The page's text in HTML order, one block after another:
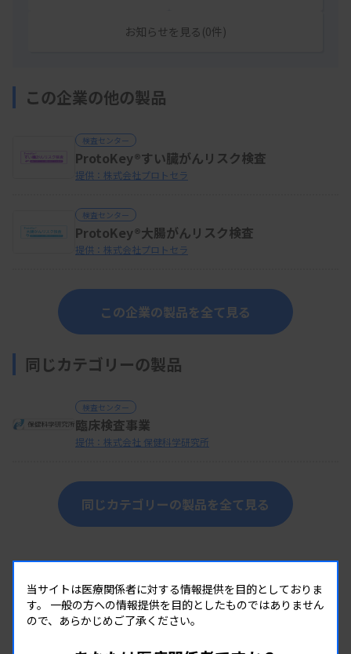
お知らせを見る(0件)
この企業の他の製品
検査センター
ProtoKey®すい臓がんリスク検査
提供：株式会社プロトセラ
検査センター
ProtoKey®大腸がんリスク検査
提供：株式会社プロトセラ
この企業の製品を全て見る
同じカテゴリーの製品
検査センター
臨床検査事業
提供：株式会社 保健科学研究所
同じカテゴリーの製品を全て見る
当サイトは医療関係者に対する情報提供を目的としておりま
す。 一般の方への情報提供を目的としたものではありません
ので、あらかじめご了承ください。